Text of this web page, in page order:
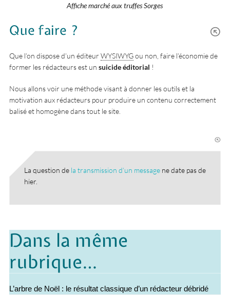
Affiche marché aux truffes Sorges
Que faire ?
Que l’on dispose d’un éditeurWYSIWYGou non, faire l’économie de
former les rédacteurs est unsuicide éditorial !
Nous allons voir une méthode visant à donner les outils et la
motivation aux rédacteurs pour produire un contenu correctement
balisé et homogène dans tout le site.
La question de la transmission d’un messagene date pas de
hier.
Dans la même
rubrique…
L’arbre de Noël : le résultat classique d’un rédacteur débridé